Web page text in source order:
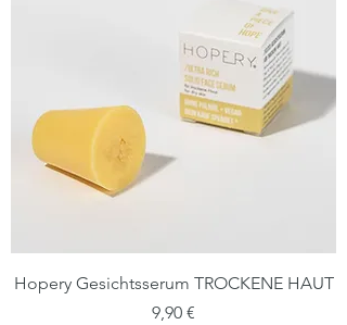
Hopery Gesichtsserum TROCKENE HAUT
Preis
9,90 €